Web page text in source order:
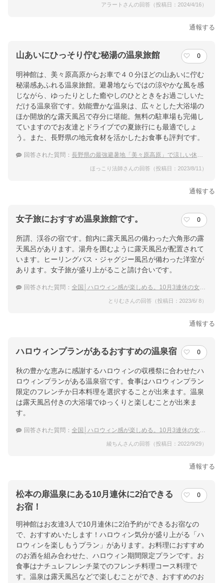
アラートさんの回答（投稿日：2024/4/16）
通報する
山あいにひっそり佇む秘湯の温泉旅館 0
明神館は、美々原高原からお車で４０分ほどの山あいに佇む
秘湯感あふれる温泉旅館。避暑地ならではの涼やかな風を感
じながら、ゆったりとした癒やしのひとときをお過ごしいた
だける温泉宿です。効能豊かな温泉は、広々とした大浴場の
ほか開放的な露天風呂で存分に堪能。無料の駐車場も完備し
ていますのでお友達とドライブでの夏旅行にも最適でしょ
う。また、長野県の地元食材を活かしたお食事も評判です。
回答された質問： 長野県の最強避暑地「美々原高原」で涼しい休日を過ごしたい
ほっこり法師さんの回答（投稿日：2023/8/11）
通報する
女子旅におすすめ温泉旅館です。 0
所謂、渓谷の宿です。館内に露天風呂の備わった六角形の露
天風呂があります。湯舟を囲むように露天風呂が配置されて
います。ヒーリングバス・ジャグジー風呂が備わった洋室が
あります。女子旅が盛り上がること請け合いです。
回答された質問： 全国│ハロウィン感が楽しめる。10月3連休の女子旅におすすめの温泉宿は？
とりむさんの回答（投稿日：2023/6/ 8）
通報する
ハロウィンプランがあるおすすめの温泉宿 0
秋の豊かな恵みに感謝するハロウィンの収穫祭に合わせたハ
ロウィンプランがある温泉宿です。食事はハロウィンプラン
限定のフレンチか日本料理を選択することが出来ます。温泉
は露天風呂付きの大浴場でゆっくりと楽しむことが出来ま
す。
回答された質問： 全国│ハロウィン感が楽しめる。10月3連休の女子旅におすすめの温泉宿は？
綾ちんさんの回答（投稿日：2022/9/29）
通報する
松本の扉温泉にある10月連休に2泊できる
お宿！
0
明神館はお友達3人で10月連休に2泊予約ができるお宿なの
で、おすすめいたします！ハロウィン気分が盛り上がる「ハ
ロウィンを楽しもうプラン」があります。お料理におすすめ
のお酒を組み合わせた、ハロウィン期間限定プランです。お
食事はナチュレフレンチ菜でのフレンチ料理コース料理で
す。温泉は露天風呂などで楽しむことができ、おすすめのお